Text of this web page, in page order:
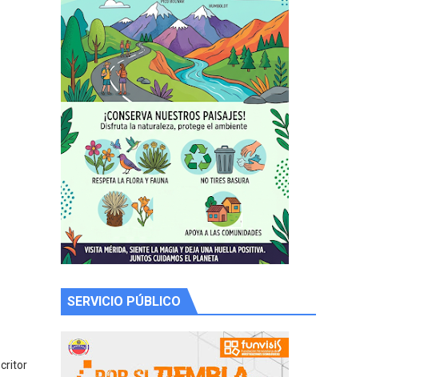
a Giovanny Valero
Istúriz
SERVICIO PÚBLICO